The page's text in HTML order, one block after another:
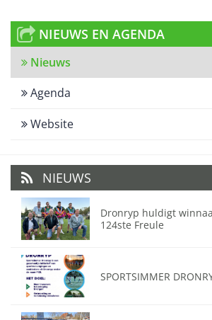
NIEUWS EN AGENDA
Nieuws
Agenda
Website
NIEUWS
Dronryp huldigt
124ste Freule
SPORTSIMMER